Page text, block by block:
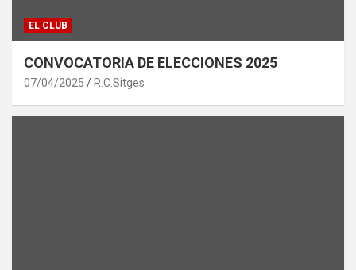
EL CLUB
CONVOCATORIA DE ELECCIONES 2025
07/04/2025 R.C.Sitges